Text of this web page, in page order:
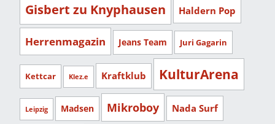
Gisbert zu Knyphausen Haldern Pop
Herrenmagazin Jeans Team Juri Gagarin
Kettcar Klez.e Kraftklub KulturArena
Leipzig Madsen Mikroboy Nada Surf